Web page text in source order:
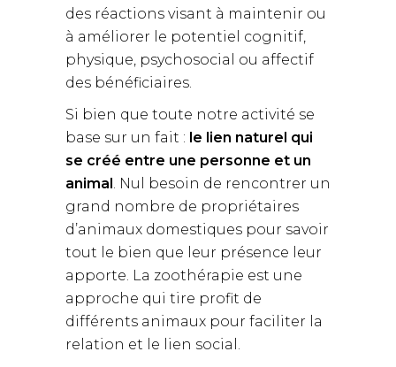
des réactions visant à maintenir ou
à améliorer le potentiel cognitif,
physique, psychosocial ou affectif
des bénéficiaires.
Si bien que toute notre activité se
base sur un fait : le lien naturel qui
se créé entre une personne et un
animal. Nul besoin de rencontrer un
grand nombre de propriétaires
d’animaux domestiques pour savoir
tout le bien que leur présence leur
apporte. La zoothérapie est une
approche qui tire profit de
différents animaux pour faciliter la
relation et le lien social.